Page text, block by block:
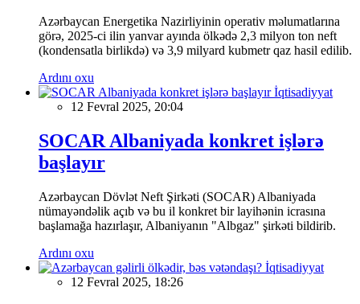
Azərbaycan Energetika Nazirliyinin operativ məlumatlarına
görə, 2025-ci ilin yanvar ayında ölkədə 2,3 milyon ton neft
(kondensatla birlikdə) və 3,9 milyard kubmetr qaz hasil edilib.
Ardını oxu
İqtisadiyyat
12 Fevral 2025, 20:04
SOCAR Albaniyada konkret işlərə
başlayır
Azərbaycan Dövlət Neft Şirkəti (SOCAR) Albaniyada
nümayəndəlik açıb və bu il konkret bir layihənin icrasına
başlamağa hazırlaşır, Albaniyanın "Albgaz" şirkəti bildirib.
Ardını oxu
İqtisadiyyat
12 Fevral 2025, 18:26